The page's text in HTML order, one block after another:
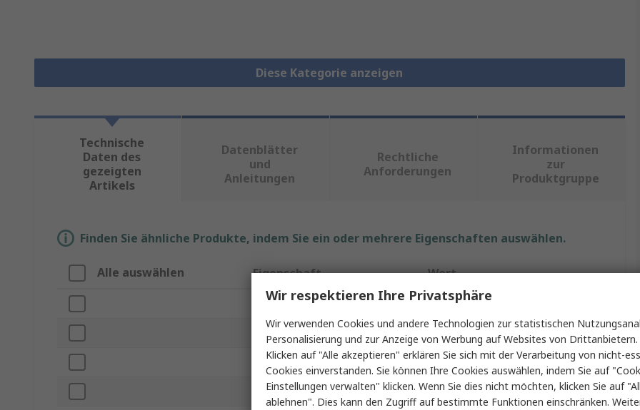
Diese Kategorie anzeigen
Technische
Daten des
gezeigten
Artikels
Datenblätter
und
Anleitungen
Rechtliche
Anforderungen
Informationen
zur
Produktgruppe
Finden Sie ähnliche Produkte, indem Sie ein oder mehrere Eigenschaften auswählen.
Alle auswählen Eigenschaft Wert
Marke RS PRO
Produkt Typ Innensechskantschraube
Gewinde M3
Länge 8mm
Wir respektieren Ihre Privatsphäre
Wir verwenden Cookies und andere Technologien zur statistischen
Personalisierung und zur Anzeige von Werbung auf Websites von
Klicken auf "Alle akzeptieren" erklären Sie sich mit der Verarbeitung von nicht-
Cookies einverstanden. Sie können Ihre Cookies auswählen, indem Sie auf
Einstellungen verwalten" klicken. Wenn Sie dies nicht möchten, klicken Sie auf
ablehnen". Dies kann den Zugriff auf bestimmte Funktionen einschränken.